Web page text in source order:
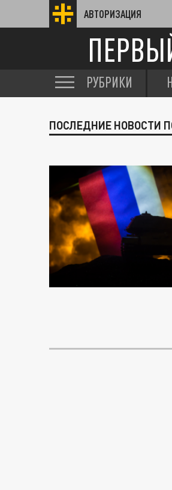
АВТОРИЗАЦИЯ
РУБРИКИ
ПОСЛЕДНИЕ НОВОСТИ